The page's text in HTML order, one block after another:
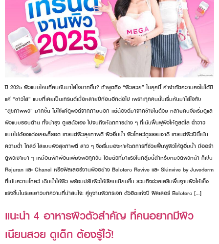
ปี 2025 ผิวแบบไหนที่คนหันมาใส่ใจมากขึ้น? ถ้าพูดถึง “ผิวสวย” ในยุคนี้ คำจำกัดความคงไม่ได้มี
แค่ “ขาวใส” แบบที่เคยเป็นเทรนด์เมื่อหลายปีก่อนอีกต่อไป เพราะทุกคนนั้นเริ่มหันมาใส่ใจกับ
“สุขภาพผิว” มากขึ้น ไม่ใช่แค่ดูผิวดีจากภายนอก แต่ต้องดีมาจากข้างในด้วย หลายคนจึงเริ่มดูแล
ผิวแบบรอบด้าน ทั้งบำรุง ดูแลตัวเอง ไปจนถึงหัตถการต่าง ๆ ที่เน้นฟื้นฟูผิวให้ดูสดใส ฉ่ำวาว
แบบไม่ต้องแต่งเยอะก็รอด เทรนด์ผิวสุขภาพดี ผิวอิ่มน้ำ ผิวโกลว์ดูธรรมชาติ เทรนด์ผิวปีนี้เน้น
ความฉ่ำ โกลว์ ใสแบบผิวสุขภาพดี สาว ๆ จึงเริ่มมองหาหัตถการที่ช่วยฟื้นฟูผิวให้ดูอิ่มน้ำ มีออร่า
ดูผิวเงาเบา ๆ เหมือนพักผ่อนเพียงพอทุกวัน โดยตัวที่มาแรงในกลุ่มนี้สำหรับหมวดผิวหน้า ก็เช่น
Rejuran และ Chanel หรือฟิลเลอร์งานผิวอย่าง Belotero Revive และ Skinvive by Juvederm
ที่เน้นความโกลว์ เติมน้ำให้ผิว พร้อมปรับผิวให้เรียบเนียนขึ้น รวมถึงช่วยเสริมพื้นฐานผิวให้แข็ง
แรงขึ้นในระยะยาวบทความที่น่าสนใจ: คู่หูงานผิวกระจก ตัวฮิตแห่งปี ฟิลเลอร์ Belotero […]
แนะนำ 4 อาหารผิวตัวสำคัญ ที่คนอยากมีผิว
เนียนสวย ดูเด็ก ต้องรู้ไว้!